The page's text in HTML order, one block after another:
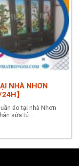
NHÀ NHƠN
】
áo tại nhà Nhơn
sửa tủ...